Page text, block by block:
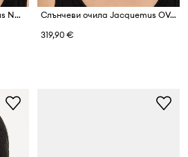
Слънчеви очила Jacquemus NUVOLA
Слънчеви очила Jacquemus OVALO
319,90 €